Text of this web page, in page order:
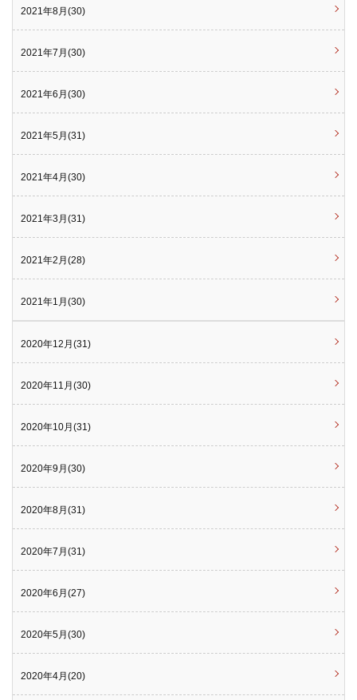
2021年8月(30)
2021年7月(30)
2021年6月(30)
2021年5月(31)
2021年4月(30)
2021年3月(31)
2021年2月(28)
2021年1月(30)
2020年12月(31)
2020年11月(30)
2020年10月(31)
2020年9月(30)
2020年8月(31)
2020年7月(31)
2020年6月(27)
2020年5月(30)
2020年4月(20)